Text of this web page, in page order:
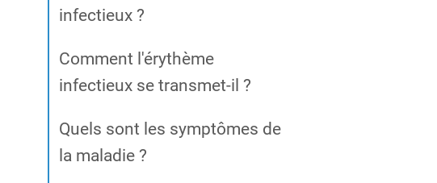
infectieux ?
Comment l'érythème
infectieux se transmet-il ?
Quels sont les symptômes de
la maladie ?